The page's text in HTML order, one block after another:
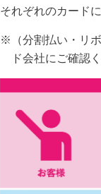
それぞれのカード
※（分割払い・リ
ド会社にご確認